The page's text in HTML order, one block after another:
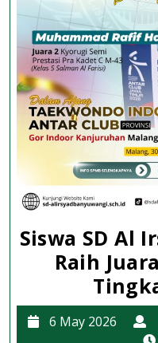
Siswa SD Al
Raih
6 May 2026
6
May